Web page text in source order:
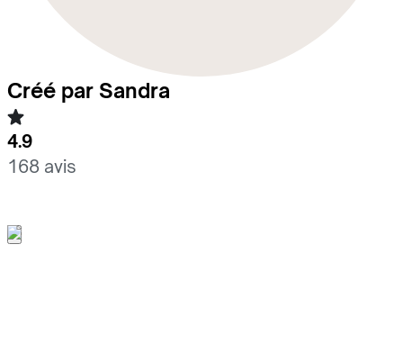
Créé par Sandra
4.9
168 avis